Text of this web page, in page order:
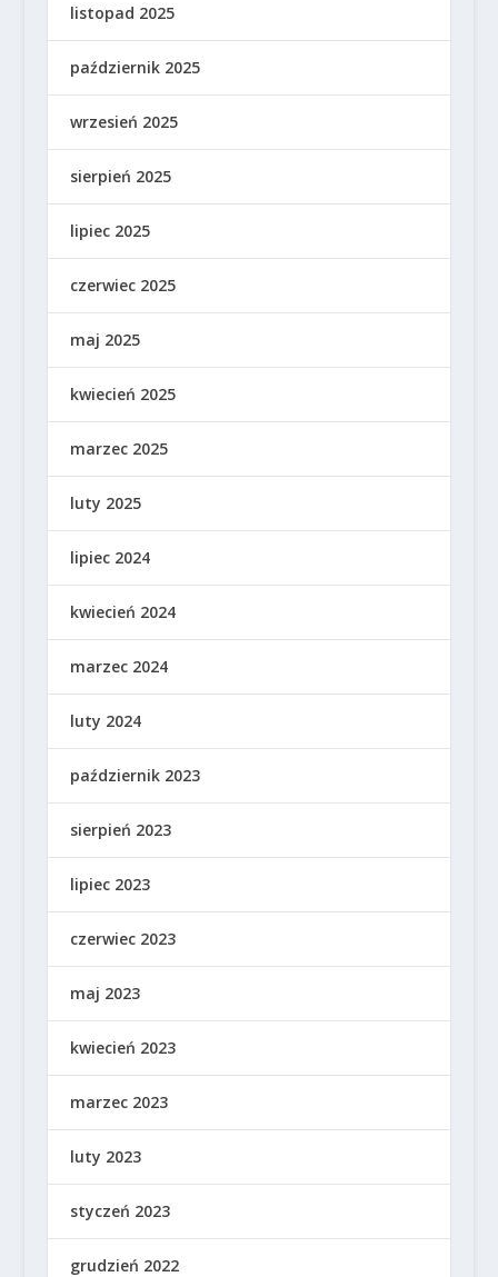
listopad 2025
październik 2025
wrzesień 2025
sierpień 2025
lipiec 2025
czerwiec 2025
maj 2025
kwiecień 2025
marzec 2025
luty 2025
lipiec 2024
kwiecień 2024
marzec 2024
luty 2024
październik 2023
sierpień 2023
lipiec 2023
czerwiec 2023
maj 2023
kwiecień 2023
marzec 2023
luty 2023
styczeń 2023
grudzień 2022